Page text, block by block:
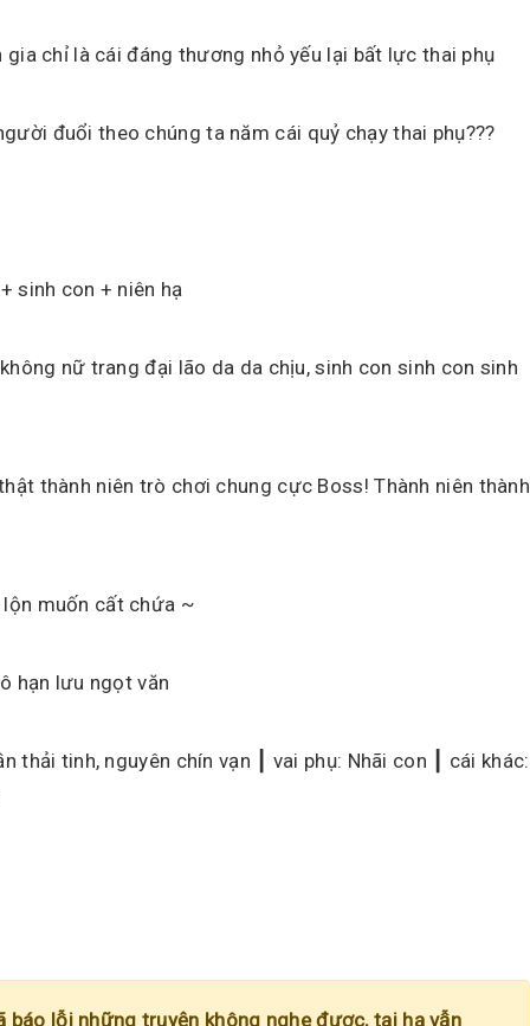
gia chỉ là cái đáng thương nhỏ yếu lại bất lực thai phụ
đuổi theo chúng ta năm cái quỷ chạy thai phụ???
sinh con + niên hạ
nữ trang đại lão da da chịu, sinh con sinh con sinh
thành niên trò chơi chung cực Boss! Thành niên thành
muốn cất chứa ~
hạn lưu ngọt văn
thải tinh, nguyên chín vạn ┃ vai phụ: Nhãi con ┃ cái khác:
báo lỗi những truyện không nghe được, tại hạ vẫn